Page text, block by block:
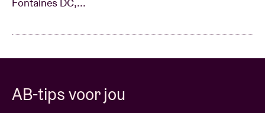
AB-tips voor jou